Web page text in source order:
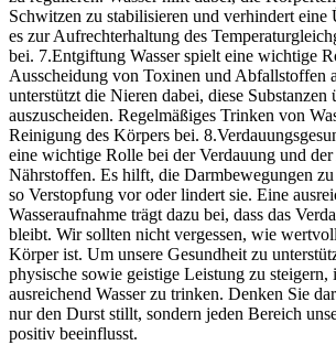
Schwitzen zu stabilisieren und verhindert eine
es zur Aufrechterhaltung des
bei. 7.Entgiftung Wasser spielt eine wichtige
Ausscheidung von Toxinen und Abfallstoffen
unterstützt die Nieren dabei, diese Substanzen
auszuscheiden. Regelmäßiges Trinken von
Reinigung des Körpers bei.
eine wichtige Rolle bei der Verdauung und
Nährstoffen. Es hilft, die Darmbewegungen
so Verstopfung vor oder lindert sie. Eine
Wasseraufnahme trägt dazu bei, dass das
bleibt. Wir sollten nicht vergessen, wie
Körper ist. Um unsere Gesundheit zu
physische sowie geistige Leistung zu
ausreichend Wasser zu trinken. Denken Sie
nur den Durst stillt, sondern jeden Bereich
positiv beeinflusst.